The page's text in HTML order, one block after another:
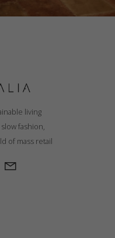
living
fashion,
of mass retail